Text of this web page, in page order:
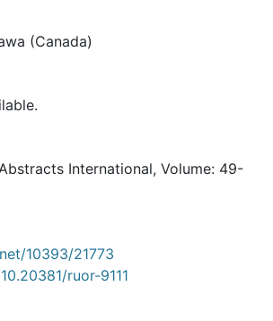
(Canada)
International, Volume: 49-
10393/21773
ruor-9111